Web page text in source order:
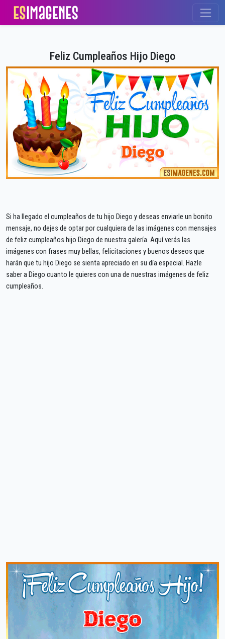
Feliz Cumpleaños Hijo Diego
Si ha llegado el cumpleaños de tu hijo Diego y deseas enviarle un bonito
mensaje, no dejes de optar por cualquiera de las imágenes con mensajes
de feliz cumpleaños hijo Diego de nuestra galería. Aquí verás las
imágenes con frases muy bellas, felicitaciones y buenos deseos que
harán que tu hijo Diego se sienta apreciado en su día especial. Hazle
saber a Diego cuanto le quieres con una de nuestras imágenes de feliz
cumpleaños.